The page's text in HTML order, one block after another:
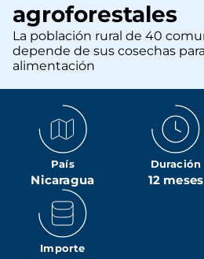
agroforestales
La población rural de 40
depende de sus cosechas
alimentación
País
Nicaragua
Duración
12 meses
Importe